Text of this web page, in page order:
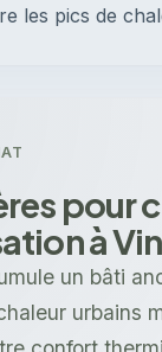
les pics de
pour
à
un bâti
urbains